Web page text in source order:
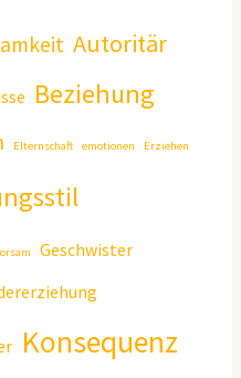
Autoritär
Beziehung
Elternschaft emotionen Erziehen
Geschwister
Konsequenz